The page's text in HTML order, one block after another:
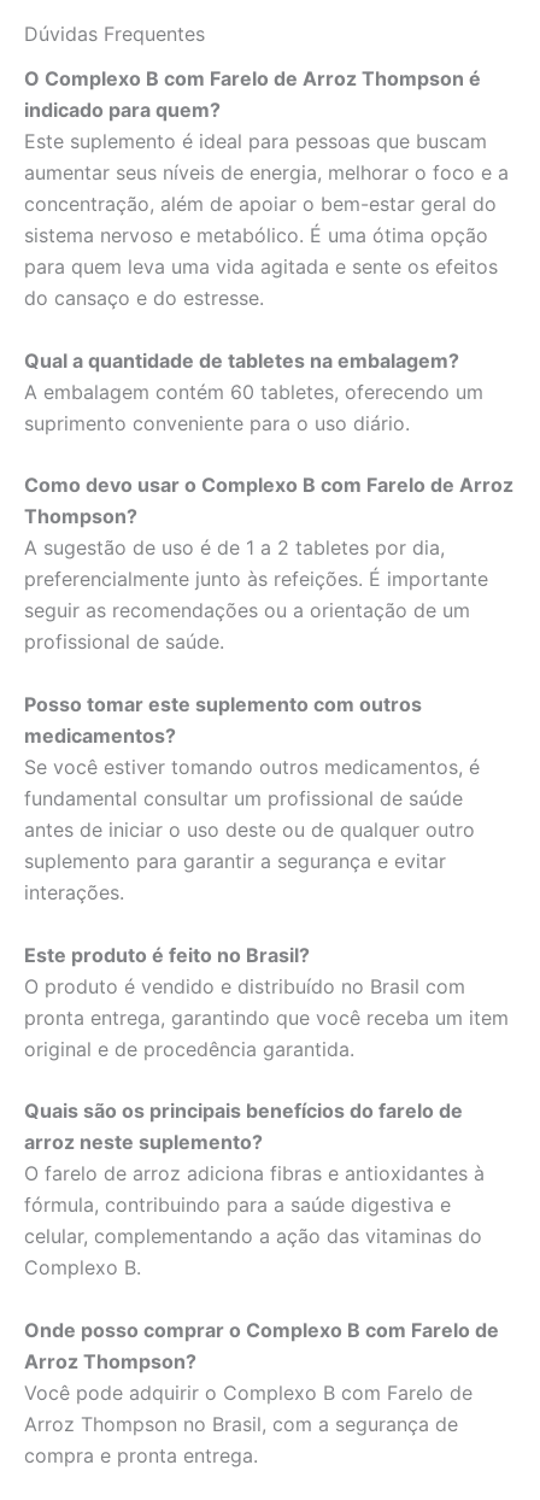
Dúvidas Frequentes
O Complexo B com Farelo de Arroz Thompson é
indicado para quem?
Este suplemento é ideal para pessoas que buscam
aumentar seus níveis de energia, melhorar o foco e a
concentração, além de apoiar o bem-estar geral do
sistema nervoso e metabólico. É uma ótima opção
para quem leva uma vida agitada e sente os efeitos
do cansaço e do estresse.
Qual a quantidade de tabletes na embalagem?
A embalagem contém 60 tabletes, oferecendo um
suprimento conveniente para o uso diário.
Como devo usar o Complexo B com Farelo de Arroz
Thompson?
A sugestão de uso é de 1 a 2 tabletes por dia,
preferencialmente junto às refeições. É importante
seguir as recomendações ou a orientação de um
profissional de saúde.
Posso tomar este suplemento com outros
medicamentos?
Se você estiver tomando outros medicamentos, é
fundamental consultar um profissional de saúde
antes de iniciar o uso deste ou de qualquer outro
suplemento para garantir a segurança e evitar
interações.
Este produto é feito no Brasil?
O produto é vendido e distribuído no Brasil com
pronta entrega, garantindo que você receba um item
original e de procedência garantida.
Quais são os principais benefícios do farelo de
arroz neste suplemento?
O farelo de arroz adiciona fibras e antioxidantes à
fórmula, contribuindo para a saúde digestiva e
celular, complementando a ação das vitaminas do
Complexo B.
Onde posso comprar o Complexo B com Farelo de
Arroz Thompson?
Você pode adquirir o Complexo B com Farelo de
Arroz Thompson no Brasil, com a segurança de
compra e pronta entrega.